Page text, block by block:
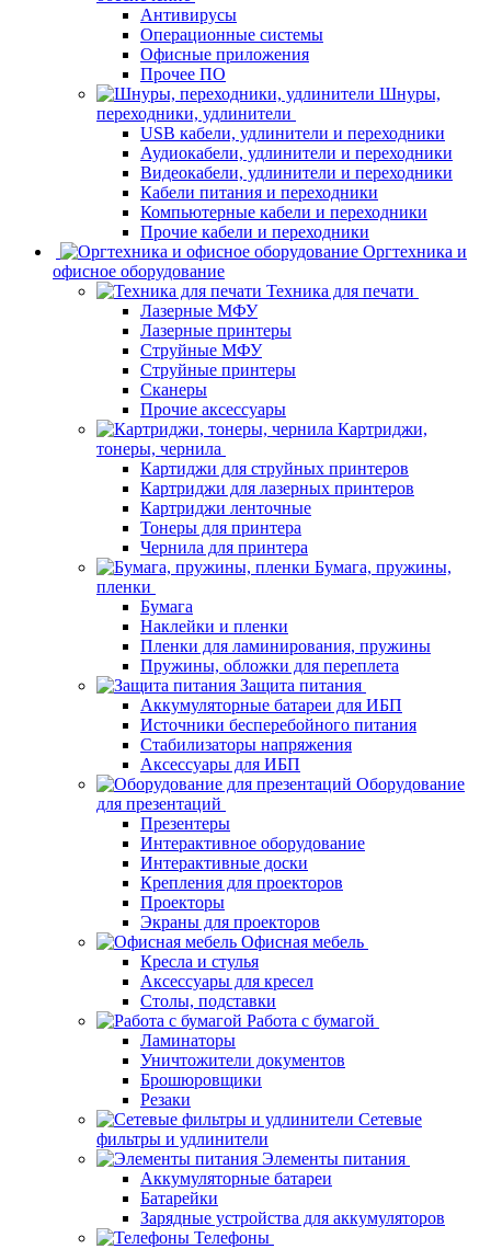
Антивирусы
Операционные системы
Офисные приложения
Прочее ПО
Шнуры,
переходники, удлинители
USB кабели, удлинители и переходники
Аудиокабели, удлинители и переходники
Видеокабели, удлинители и переходники
Кабели питания и переходники
Компьютерные кабели и переходники
Прочие кабели и переходники
Оргтехника и
офисное оборудование
Техника для печати
Лазерные МФУ
Лазерные принтеры
Струйные МФУ
Струйные принтеры
Сканеры
Прочие аксессуары
Картриджи,
тонеры, чернила
Картиджи для струйных принтеров
Картриджи для лазерных принтеров
Картриджи ленточные
Тонеры для принтера
Чернила для принтера
Бумага, пружины,
пленки
Бумага
Наклейки и пленки
Пленки для ламинирования, пружины
Пружины, обложки для переплета
Защита питания
Аккумуляторные батареи для ИБП
Источники бесперебойного питания
Стабилизаторы напряжения
Аксессуары для ИБП
Оборудование
для презентаций
Презентеры
Интерактивное оборудование
Интерактивные доски
Крепления для проекторов
Проекторы
Экраны для проекторов
Офисная мебель
Кресла и стулья
Аксессуары для кресел
Столы, подставки
Работа с бумагой
Ламинаторы
Уничтожители документов
Брошюровщики
Резаки
Сетевые
фильтры и удлинители
Элементы питания
Аккумуляторные батареи
Батарейки
Зарядные устройства для аккумуляторов
Телефоны